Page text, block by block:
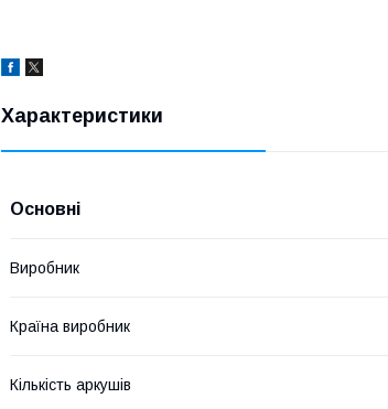
Характеристики
Основні
Виробник
Країна виробник
Кількість аркушів